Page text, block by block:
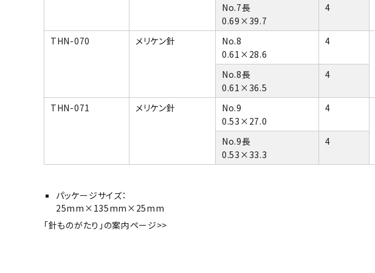
No.7長
0.69×39.7
4
THN-070 メリケン針
No.8
0.61×28.6
4
No.8長
0.61×36.5
4
THN-071 メリケン針
No.9
0.53×27.0
4
No.9長
0.53×33.3
4
パッケージサイズ：
25mm×135mm×25mm
「針ものがたり」の案内ページ>>